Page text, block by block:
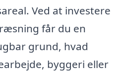
Ved at investere
får du en
grund, hvad
byggeri eller